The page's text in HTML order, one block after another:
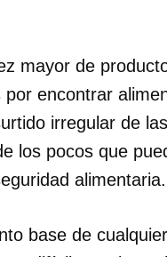
mayor de
encontrar
irregular de las
los pocos que
alimentaria.
base de cualquier